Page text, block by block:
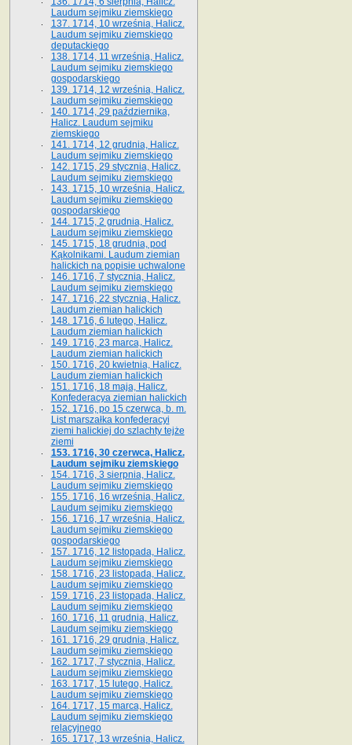
Laudum sejmiku ziemskiego
137. 1714, 10 września, Halicz.
Laudum sejmiku ziemskiego
deputackiego
138. 1714, 11 września, Halicz.
Laudum sejmiku ziemskiego
gospodarskiego
139. 1714, 12 września, Halicz.
Laudum sejmiku ziemskiego
140. 1714, 29 października,
Halicz. Laudum sejmiku
ziemskiego
141. 1714, 12 grudnia, Halicz.
Laudum sejmiku ziemskiego
142. 1715, 29 stycznia, Halicz.
Laudum sejmiku ziemskiego
143. 1715, 10 września, Halicz.
Laudum sejmiku ziemskiego
gospodarskiego
144. 1715, 2 grudnia, Halicz.
Laudum sejmiku ziemskiego
145. 1715, 18 grudnia, pod
Kąkolnikami. Laudum ziemian
halickich na popisie uchwalone
146. 1716, 7 stycznia, Halicz.
Laudum sejmiku ziemskiego
147. 1716, 22 stycznia, Halicz.
Laudum ziemian halickich
148. 1716, 6 lutego, Halicz.
Laudum ziemian halickich
149. 1716, 23 marca, Halicz.
Laudum ziemian halickich
150. 1716, 20 kwietnia, Halicz.
Laudum ziemian halickich
151. 1716, 18 maja, Halicz.
Konfederacya ziemian halickich
152. 1716, po 15 czerwca, b. m.
List marszałka konfederacyi
ziemi halickiej do szlachty tejże
ziemi
153. 1716, 30 czerwca, Halicz.
Laudum sejmiku ziemskiego
154. 1716, 3 sierpnia, Halicz.
Laudum sejmiku ziemskiego
155. 1716, 16 września, Halicz.
Laudum sejmiku ziemskiego
156. 1716, 17 września, Halicz.
Laudum sejmiku ziemskiego
gospodarskiego
157. 1716, 12 listopada, Halicz.
Laudum sejmiku ziemskiego
158. 1716, 23 listopada, Halicz.
Laudum sejmiku ziemskiego
159. 1716, 23 listopada, Halicz.
Laudum sejmiku ziemskiego
160. 1716, 11 grudnia, Halicz.
Laudum sejmiku ziemskiego
161. 1716, 29 grudnia, Halicz.
Laudum sejmiku ziemskiego
162. 1717, 7 stycznia, Halicz.
Laudum sejmiku ziemskiego
163. 1717, 15 lutego, Halicz.
Laudum sejmiku ziemskiego
164. 1717, 15 marca, Halicz.
Laudum sejmiku ziemskiego
relacyjnego
165. 1717, 13 września, Halicz.